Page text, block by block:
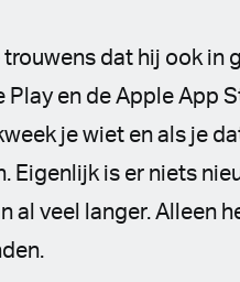
trouwens dat hij ook in
Play en de Apple App
je wiet en als je
Eigenlijk is er niets
al veel langer. Alleen